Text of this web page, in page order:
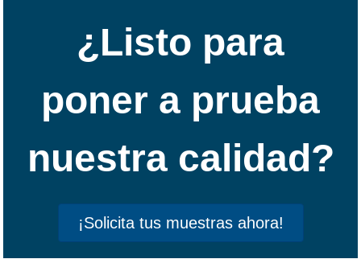
¿Listo para
poner a prueba
nuestra calidad?
¡Solicita tus muestras ahora!